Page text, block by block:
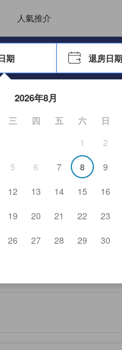
人氣推介
期 退房日期
覽日期選擇器，並使用方向
2026年8月
三 四 五 六
日
1
2
5 6 7 8
9
12 13 14 15
16
19 20 21 22
23
26 27 28 29
30